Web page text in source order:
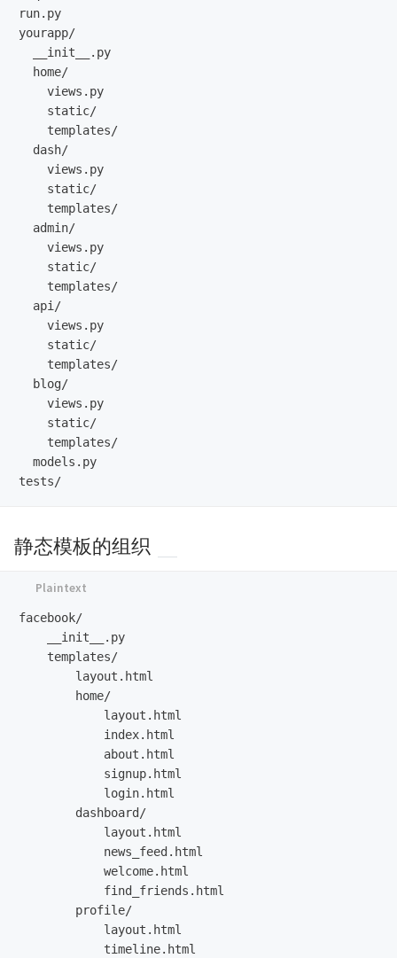
run.py
yourapp/
  __init__.py
  home/
    views.py
    static/
    templates/
  dash/
    views.py
    static/
    templates/
  admin/
    views.py
    static/
    templates/
  api/
    views.py
    static/
    templates/
  blog/
    views.py
    static/
    templates/
  models.py
静态模板的组织
facebook/
    __init__.py
    templates/
        layout.html
        home/
            layout.html
            index.html
            about.html
            signup.html
            login.html
        dashboard/
            layout.html
            news_feed.html
            welcome.html
            find_friends.html
        profile/
            layout.html
            timeline.html